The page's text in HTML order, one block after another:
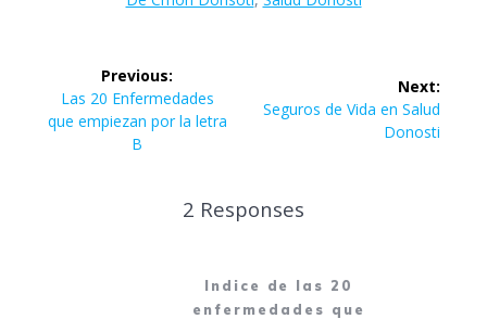
Navegación
de
entradas
Previous:
Previous
post:
Las 20 Enfermedades
que empiezan por la letra
B
Next:
Next
Seguros de Vida en Salud
Donosti
2 Responses
Indice de las 20
enfermedades que